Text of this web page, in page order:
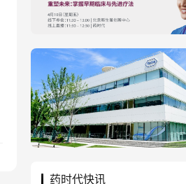
药时代快讯